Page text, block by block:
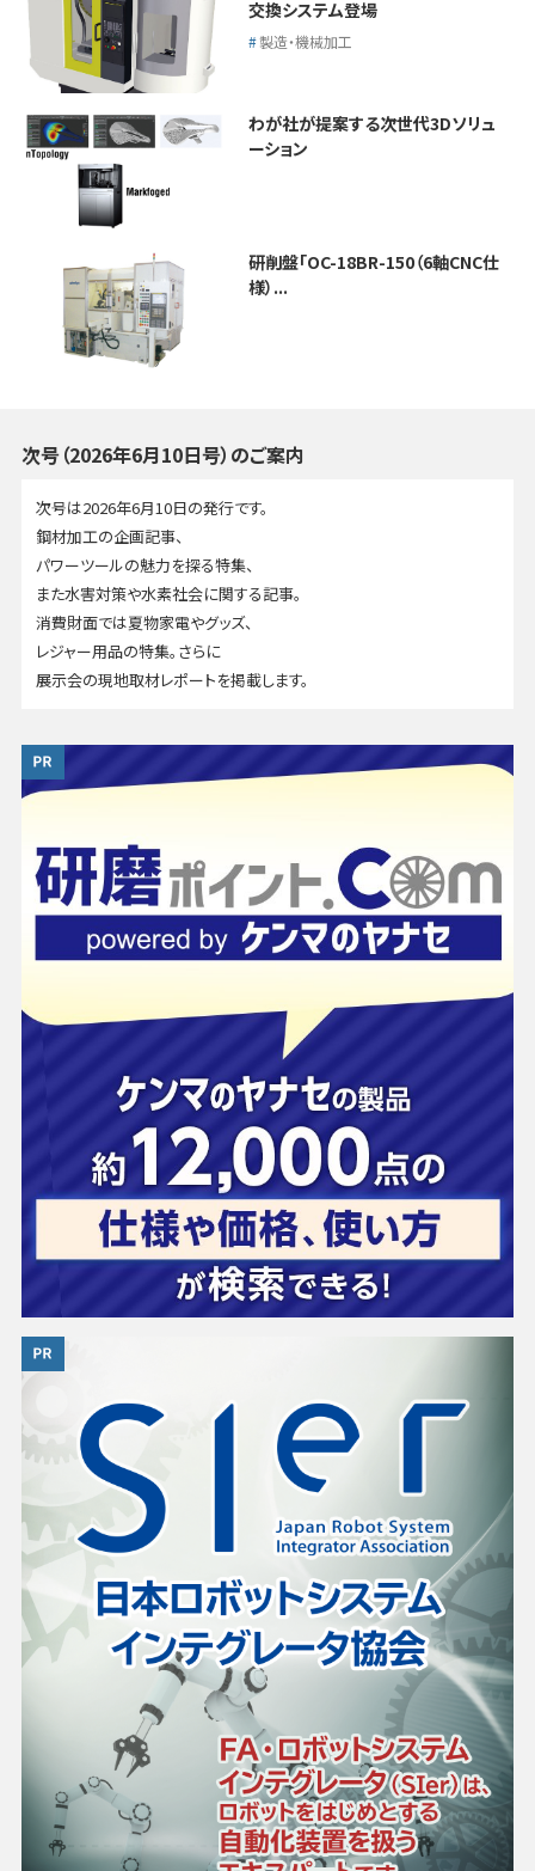
交換システム登場
製造・機械加工
わが社が提案する次世代3Dソリュ
ーション
研削盤「OC-18BR-150（6軸CNC仕
様）...
次号（2026年6月10日号）のご案内
次号は2026年6月10日の発行です。
鋼材加工の企画記事、
パワーツールの魅力を探る特集、
また水害対策や水素社会に関する記事。
消費財面では夏物家電やグッズ、
レジャー用品の特集。さらに
展示会の現地取材レポートを掲載します。